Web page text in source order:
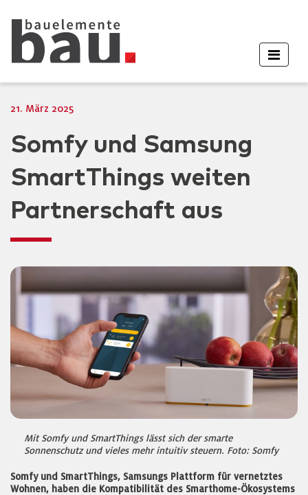
21. März 2025
Somfy und Samsung
SmartThings weiten
Partnerschaft aus
Mit Somfy und SmartThings lässt sich der smarte
Sonnenschutz und vieles mehr intuitiv steuern. Foto: Somfy
Somfy und SmartThings, Samsungs Plattform für vernetztes
Wohnen, haben die Kompatibilität des Smarthome-Ökosystems